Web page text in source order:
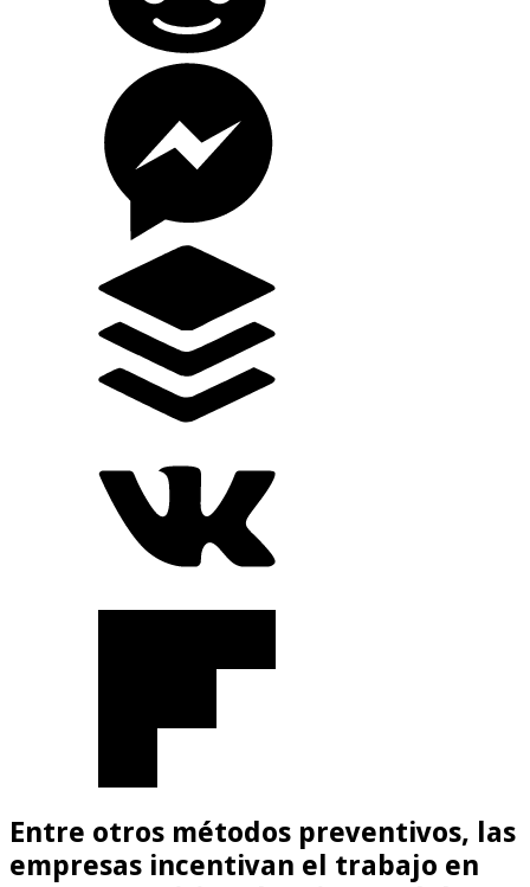
Entre otros métodos preventivos, las
empresas incentivan el trabajo en